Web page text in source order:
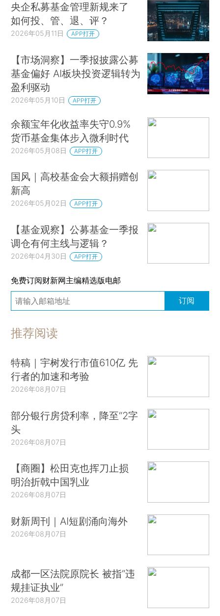
央企私募基金管理新规来了
如何投、管、退、评？
2026年05月11日 APP打开
【市场洞察】一季报披露公募
基金偏好 AI板块投资逻辑转为
盈利驱动
2026年05月10日 APP打开
余额宝年化收益率失守0.9%
货币基金集体步入微利时代
2026年05月08日 APP打开
国风｜高校基金会大额捐赠创
新高
2026年05月02日 APP打开
【基金观察】公募基金一季报
调仓有何主线与逻辑？
2026年04月30日 APP打开
免费订阅财新网主编精选版电邮
订阅
推荐阅读
特稿｜宇树发行市值610亿 先
行者的加速和考验
2026年08月07日
部分银行房贷利率，降至“2字
头
2026年08月07日
【商圈】松田克也挥刀止损
明治折戟中国乳业
2026年08月07日
财新周刊｜AI短剧涌向海外
2026年08月07日
成都一区法院原院长 被指“违
规挂证执业”
2026年08月07日